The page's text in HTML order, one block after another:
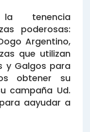
tenencia
poderosas:
Argentino,
que utilizan
y Galgos para
obtener su
campaña Ud.
aayudar a